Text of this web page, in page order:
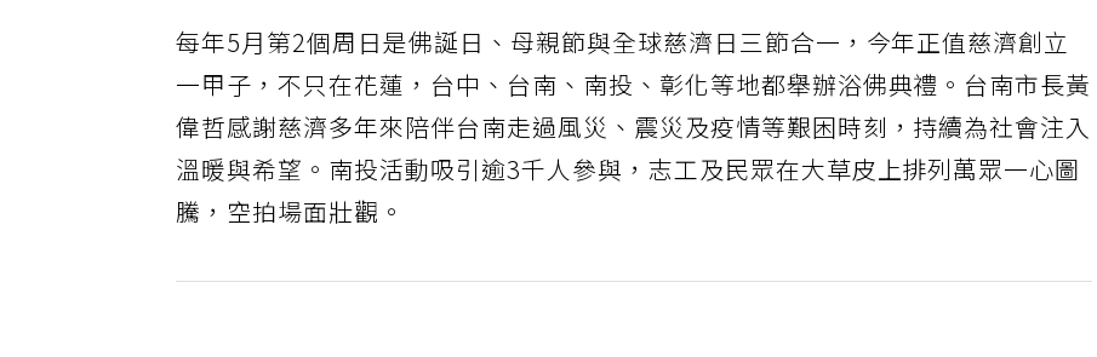
每年5月第2個周日是佛誕日、母親節與全球慈濟日三節合一，今年正值慈濟創立
一甲子，不只在花蓮，台中、台南、南投、彰化等地都舉辦浴佛典禮。台南市長黃
偉哲感謝慈濟多年來陪伴台南走過風災、震災及疫情等艱困時刻，持續為社會注入
溫暖與希望。南投活動吸引逾3千人參與，志工及民眾在大草皮上排列萬眾一心圖
騰，空拍場面壯觀。